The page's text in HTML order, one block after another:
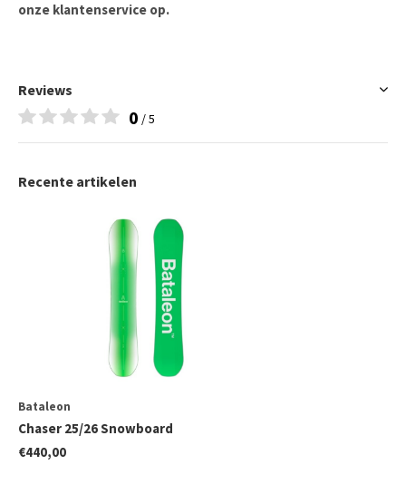
onze klantenservice op.
Reviews
0 / 5
Recente artikelen
Bataleon
Chaser 25/26 Snowboard
€440,00